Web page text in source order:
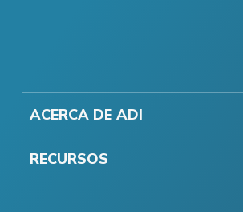
ACERCA DE ADI
RECURSOS